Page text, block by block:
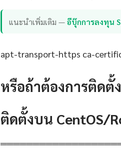
แนะนำเพิ่มเติม —อีบุ๊กการลงทุน
apt-transport-https ca-
หรือถ้าต้องการติดตั้
ติดตั้งบน CentOS/